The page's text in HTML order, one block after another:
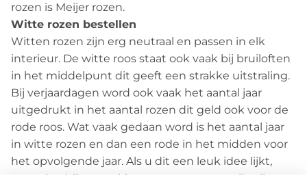
rozen is Meijer rozen.
Witte rozen bestellen
Witten rozen zijn erg neutraal en passen in elk
interieur. De witte roos staat ook vaak bij bruiloften
in het middelpunt dit geeft een strakke uitstraling.
Bij verjaardagen word ook vaak het aantal jaar
uitgedrukt in het aantal rozen dit geld ook voor de
rode roos. Wat vaak gedaan word is het aantal jaar
in witte rozen en dan een rode in het midden voor
het opvolgende jaar. Als u dit een leuk idee lijkt,
voeg dan bij opmerkingen uw wens en wij zullen